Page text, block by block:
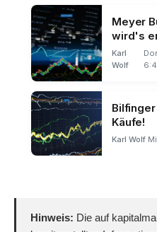
Meyer
wird's
Karl
Wolf
Käufe!
Karl Wolf
Hinweis: Die auf